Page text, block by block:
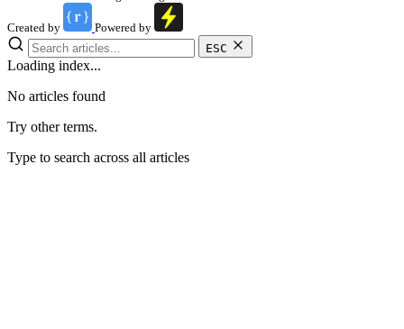
Created by
Powered by
ESC
Loading index...
No articles found
Try other terms.
Type to search across all articles